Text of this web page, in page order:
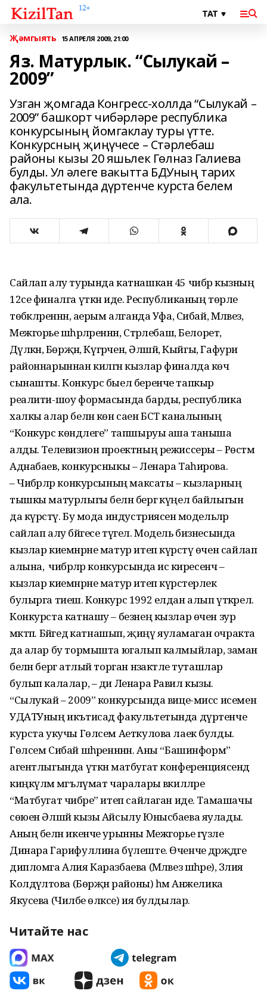
Җәмгыять 15 АПРЕЛЯ 2009, 21:00
Яз. Матурлык. “Сылукай –
2009”
Узган җомгада Конгресс-холлда “Сылукай –
2009” башкорт чибәрләре республика
конкурсының йомгаклау туры үтте.
Конкурсның җиңүчесе – Стәрлебаш
районы кызы 20 яшьлек Гөлназ Галиева
булды. Ул әлеге вакытта БДУның тарих
факультетында дүртенче курста белем
ала.
Сайлап алу турында катнашкан 45 чибәр кызның
12се финалга үткән иде. Республиканың төрле
төбәкләреннән, аерым алганда Уфа, Сибай, Мәләвез,
Межгорье шәһәрләреннән, Стәрлебаш, Белорет,
Дәүләкән, Бөрҗән, Күгәрчен, Әлшәй, Кыйгы, Гафури
районнарыннан килгән кызлар финалда көч
сынашты. Конкурс быел беренче тапкыр
реалити-шоу формасында барды, республика
халкы алар белән көн саен БСТ каналының
“Конкурс көндәлеге” тапшыруы аша таныша
алды. Телевизион проектның режиссеры – Рөстәм
Аднабаев, конкурсныкы – Ленара Таһирова.
– Чибәрләр конкурсының максаты – кызларның
тышкы матурлыгы белән бергә күңел байлыгын
да күрсәтү. Бу мода индустриясенә модельләр
сайлап алу бәйгесе түгел. Модель бизнесында
кызлар киемнәрне матур итеп күрсәтү өчен сайлап
алына, ә чибәрләр конкурсында исә киресенчә –
кызлар киемнәрне матур итеп күрсәтерлек
булырга тиеш. Конкурс 1992 елдан алып үткәрелә.
Конкурста катнашу – безнең кызлар өчен зур
мәктәп. Бәйгедә катнашып, җиңү яуламаган очракта
да алар бу тормышта югалып калмыйлар, заман
белән бергә атлый торган нәзакәтле туташлар
булып калалар, – ди Ленара Равил кызы.
“Сылукай – 2009” конкурсында вице-мисс исеменә
УДАТУның икътисад факультетында дүртенче
курста укучы Гөлсем Аеткулова лаек булды.
Гөлсем Сибай шәһәренннән. Аны “Башинформ”
агентлыгында үткән матбугат конференциясендә
киңкүләм мәгълүмат чаралары вәкилләре
“Матбугат чибәре” итеп сайлаган иде. Тамашачы
сөюен Әлшәй кызы Айсылу Юнысбаева яулады.
Аның белән икенче урынны Межгорье гүзәле
Динара Гарифуллина бүлеште. Өченче дәрәҗәдәге
дипломга Алия Каразбаева (Мәләвез шәһәре), Зәлия
Колдәүләтова (Бөрҗән районы) һәм Анжелика
Якусева (Чиләбе өлкәсе) ия булдылар.
Читайте нас